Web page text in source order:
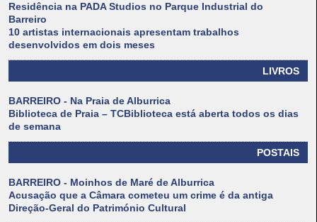
Residência na PADA Studios no Parque Industrial do
Barreiro
10 artistas internacionais apresentam trabalhos
desenvolvidos em dois meses
LIVROS
BARREIRO - Na Praia de Alburrica
Biblioteca de Praia – TCBiblioteca está aberta todos os dias
de semana
POSTAIS
BARREIRO - Moinhos de Maré de Alburrica
Acusação que a Câmara cometeu um crime é da antiga
Direção-Geral do Património Cultural